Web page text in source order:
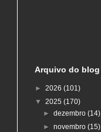
Arquivo do blog
► 2026 (101)
▼ 2025 (170)
►dezembro(14)
►novembro(15)